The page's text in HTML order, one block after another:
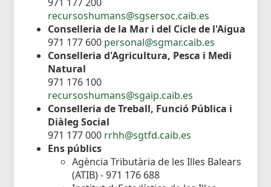
recursoshumans@sgsersoc.caib.es
Conselleria de la Mar i del Cicle de l'Aigua
971 177 600 personal@sgmar.caib.es
Conselleria d'Agricultura, Pesca i Medi
Natural
971 176 100
recursoshumans@sgaip.caib.es
Conselleria de Treball, Funció Pública i
Diàleg Social
971 177 000 rrhh@sgtfd.caib.es
Ens públics
Agència Tributària de les Illes Balears
(ATIB) - 971 176 688